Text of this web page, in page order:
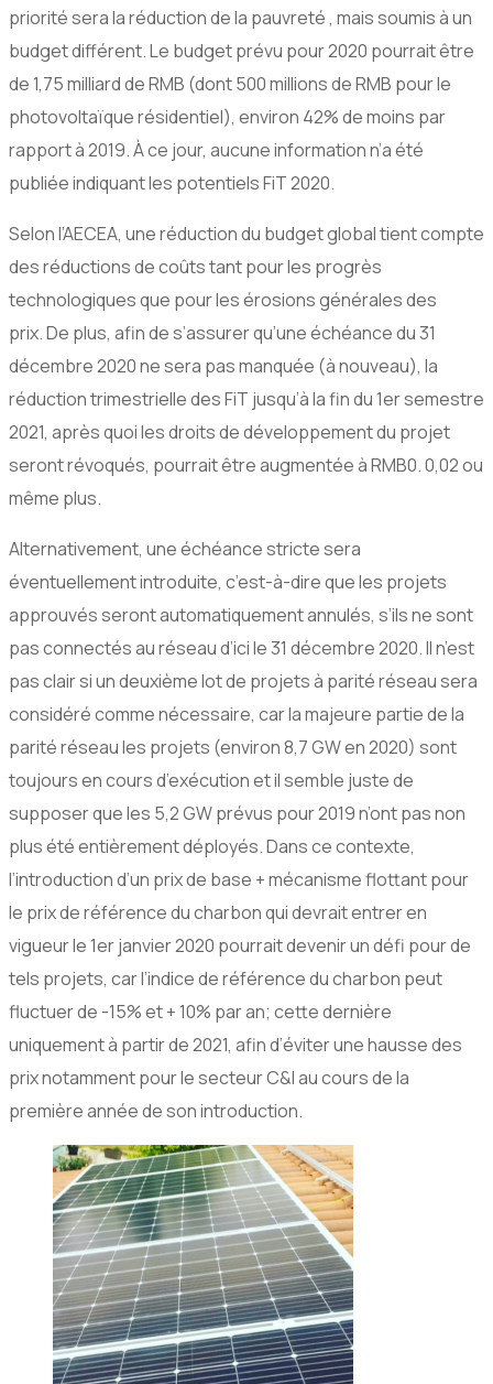
priorité sera la réduction de la pauvreté , mais soumis à un
budget différent. Le budget prévu pour 2020 pourrait être
de 1,75 milliard de RMB (dont 500 millions de RMB pour le
photovoltaïque résidentiel), environ 42% de moins par
rapport à 2019. À ce jour, aucune information n’a été
publiée indiquant les potentiels FiT 2020.
Selon l’AECEA, une réduction du budget global tient compte
des réductions de coûts tant pour les progrès
technologiques que pour les érosions générales des
prix. De plus, afin de s’assurer qu’une échéance du 31
décembre 2020 ne sera pas manquée (à nouveau), la
réduction trimestrielle des FiT jusqu’à la fin du 1er semestre
2021, après quoi les droits de développement du projet
seront révoqués, pourrait être augmentée à RMB0. 0,02 ou
même plus.
Alternativement, une échéance stricte sera
éventuellement introduite, c’est-à-dire que les projets
approuvés seront automatiquement annulés, s’ils ne sont
pas connectés au réseau d’ici le 31 décembre 2020. Il n’est
pas clair si un deuxième lot de projets à parité réseau sera
considéré comme nécessaire, car la majeure partie de la
parité réseau les projets (environ 8,7 GW en 2020) sont
toujours en cours d’exécution et il semble juste de
supposer que les 5,2 GW prévus pour 2019 n’ont pas non
plus été entièrement déployés. Dans ce contexte,
l’introduction d’un prix de base + mécanisme flottant pour
le prix de référence du charbon qui devrait entrer en
vigueur le 1er janvier 2020 pourrait devenir un défi pour de
tels projets, car l’indice de référence du charbon peut
fluctuer de -15% et + 10% par an; cette dernière
uniquement à partir de 2021, afin d’éviter une hausse des
prix notamment pour le secteur C&I au cours de la
première année de son introduction.